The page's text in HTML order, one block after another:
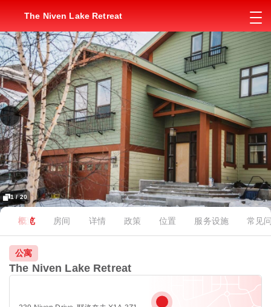
The Niven Lake Retreat
1 / 20
概览 房间 详情 政策 位置 服务设施 常见
公寓
The Niven Lake Retreat